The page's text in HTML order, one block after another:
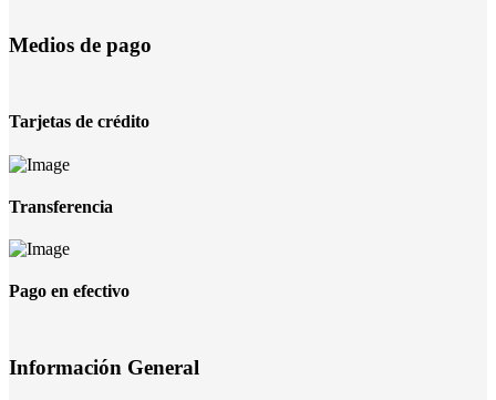
Medios de pago
Tarjetas de crédito
Transferencia
Pago en efectivo
Información General